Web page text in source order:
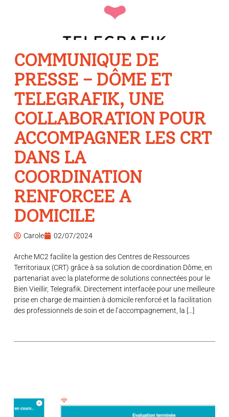
COMMUNIQUE DE
PRESSE – DÔME ET
TELEGRAFIK, UNE
COLLABORATION POUR
ACCOMPAGNER LES CRT
DANS LA
COORDINATION
RENFORCEE A
DOMICILE
Carole 02/07/2024
Arche MC2 facilite la gestion des Centres de Ressources
Territoriaux (CRT) grâce à sa solution de coordination Dôme, en
partenariat avec la plateforme de solutions connectées pour le
Bien Vieillir, Telegrafik. Directement interfacée pour une meilleure
prise en charge de maintien à domicile renforcé et la facilitation
des professionnels de soin et de l’accompagnement, la […]